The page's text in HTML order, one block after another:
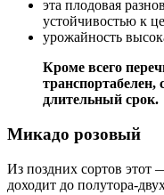
эта плодовая
устойчивостью к
урожайность
Кроме всего
транспортабелен,
длительный срок.
Микадо розовый
Из поздних сортов
доходит до полутора-